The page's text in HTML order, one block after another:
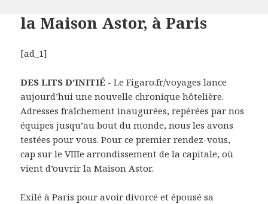
la Maison Astor, à Paris
[ad_1]
DES LITS D’INITIÉ - Le Figaro.fr/voyages lance
aujourd’hui une nouvelle chronique hôtelière.
Adresses fraîchement inaugurées, repérées par nos
équipes jusqu’au bout du monde, nous les avons
testées pour vous. Pour ce premier rendez-vous,
cap sur le VIIIe arrondissement de la capitale, où
vient d’ouvrir la Maison Astor.
Exilé à Paris pour avoir divorcé et épousé sa